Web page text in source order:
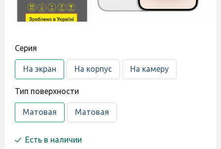
Cерия
На экран На корпус На камеру
Тип поверхности
Матовая Матовая
Есть в наличии